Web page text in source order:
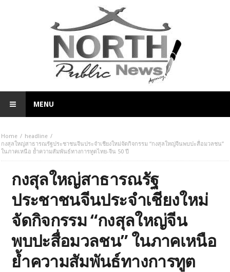
MENU
Home
headline
กงสุลใหญ่สาธารณรัฐประชาชนจีนประจำเชียงใหม่จัดกิจกรรม “กงสุลใหญ่จีนพบปะสื่อมวลชน”
ในภาคเหนือ ย้ำความสัมพันธ์ทางการทูตไทย-จีน 50 ปี
กงสุลใหญ่สาธารณรัฐ
ประชาชนจีนประจำเชียงใหม่
จัดกิจกรรม “กงสุลใหญ่จีน
พบปะสื่อมวลชน” ในภาคเหนือ
ย้ำความสัมพันธ์ทางการทูต